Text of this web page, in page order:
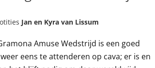
Jan en Kyra van Lissum
Amuse Wedstrijd is een goed
eens te attenderen op cava; er is en